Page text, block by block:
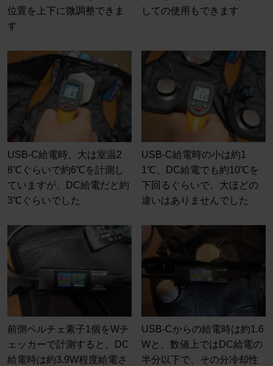
位置を上下に微調整できま
す
しての使用もできます
USB-C給電時、大は室温2
8℃ぐらいで約6℃を計測し
ていますが、DC給電だと約
3℃ぐらいでした
USB-C給電時の小は約1
1℃、DC給電でも約10℃を
下回るぐらいで、大ほどの
違いはありませんでした
前側ペルチェ素子1個をWチ
ェッカーで計測すると、DC
給電時は約3.9W程度給電さ
USB-Cからの給電時は約1.6
Wと、数値上ではDC給電の
半分以下で、その分冷却性